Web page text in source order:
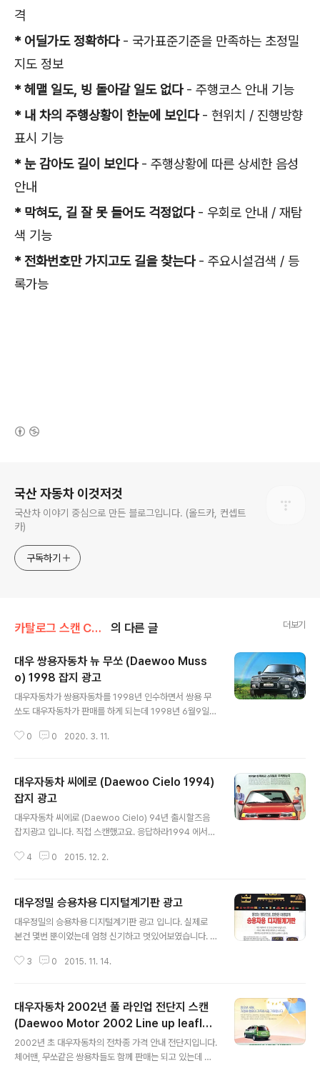
격
* 어딜가도 정확하다- 국가표준기준을 만족하는 초정밀
지도 정보
* 헤맬 일도, 빙 돌아갈 일도 없다- 주행코스 안내 기능
* 내 차의 주행상황이 한눈에 보인다- 현위치 / 진행방향
표시 기능
* 눈 감아도 길이 보인다- 주행상황에 따른 상세한 음성
안내
* 막혀도, 길 잘 못 들어도 걱정없다- 우회로 안내 / 재탐
색 기능
* 전화번호만 가지고도 길을 찾는다- 주요시설검색 / 등
록가능
국산 자동차 이것저것
국산차 이야기 중심으로 만든 블로그입니다. (올드카, 컨셉트
카)
구독하기
카탈로그 스캔 Catalog scan/대우 Daewoo 의 다른 글 더보기
대우 쌍용자동차 뉴 무쏘 (Daewoo Muss
o) 1998 잡지 광고
대우자동차가 쌍용자동차를 1998년 인수하면서 쌍용 무
쏘도 대우자동차가 판매를 하게 되는데 1998년 6월9일
쏘의 출시 초기 1998년까지는 쌍용자동차 엠블럼을 달고
각진 모습이 많이 사라지고 둥그스름해진게 특징입니다.
제 취향에는 초기형 무쏘의 각진 스타일이 더 좋더군요. 초
기형 각진 무쏘는 2020년 현재 거의 보기 힘들고 페이스
리프트 뉴 무쏘는 간간히 보입니다. 색상은 검정색이 대다
니시더군요. 터보 인터쿨러의 힘으로! 젊고 당당한 스타일
0 0 2020. 3. 11.
대우자동차 씨에로 (Daewoo Cielo 1994)
잡지 광고
대우자동차 씨에로 (Daewoo Cielo) 94년 출시할즈음
잡지광고 입니다. 직접 스캔했고요. 응답하라1994 에서
을 받기도. 95년 이때쯤이 저희집 새차를 구입하려고 알아
씨에로가 르망 개량형이라는것도 알기 어려웠던 시기라 T
V광고 (여자가 흰색 씨에로타고 황소와 달리는) 가 좀 더
끌렸던 씨에로 구입하자고 했었지요. 결국에 부모님은 아
지난 지금 구아방과 다르게 씨에로는 거의 찾아보기가 힘
4 0 2015. 12. 2.
대우정밀 승용차용 디지털계기판 광고
대우정밀의 승용차용 디지털계기판 광고 입니다. 실제로
본건 몇번 뿐이었는데 엄청 신기하고 멋있어보였습니다. 8
이 달려있었는데 그 영향인지 80-90년대 디지털계기판이
첨단으로, 표현은 아름답게 승용차용 디지탈계기판 차를
사랑하시는 분, 운전 습관에 자신없으신 분, 아날로그에서
디지탈 계기판으로 바꿔 보세요. 한단계 높아진 품격과 연
료 절감의 효과까지 드립니다. 주행정보 시스템이 내장된
대우 디지탈 (V.H.C.) 계기판은 주행조건에 따라 차량의 운
3 0 2015. 11. 14.
대우자동차 2002년 풀 라인업 전단지 스캔
(Daewoo Motor 2002 Line up leafle
t)
2002년 초 대우자동차의 전차종 가격 안내 전단지입니다.
체어맨, 무쏘같은 쌍용차들도 함께 판매는 되고 있는데 대